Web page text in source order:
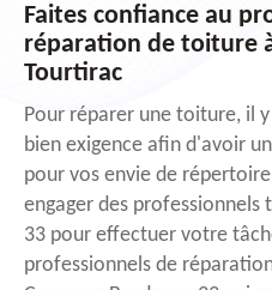
Faites confiance au
réparation de toiture
Tourtirac
Pour réparer une toiture, il
bien exigence afin d'avoir
pour vos envie de
engager des professionnels
33 pour effectuer votre
professionnels de